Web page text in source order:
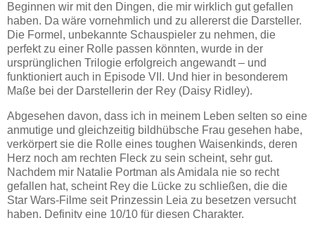
Beginnen wir mit den Dingen, die mir wirklich gut gefallen
haben. Da wäre vornehmlich und zu allererst die Darsteller.
Die Formel, unbekannte Schauspieler zu nehmen, die
perfekt zu einer Rolle passen könnten, wurde in der
ursprünglichen Trilogie erfolgreich angewandt – und
funktioniert auch in Episode VII. Und hier in besonderem
Maße bei der Darstellerin der Rey (Daisy Ridley).
Abgesehen davon, dass ich in meinem Leben selten so eine
anmutige und gleichzeitig bildhübsche Frau gesehen habe,
verkörpert sie die Rolle eines toughen Waisenkinds, deren
Herz noch am rechten Fleck zu sein scheint, sehr gut.
Nachdem mir Natalie Portman als Amidala nie so recht
gefallen hat, scheint Rey die Lücke zu schließen, die die
Star Wars-Filme seit Prinzessin Leia zu besetzen versucht
haben. Definitv eine 10/10 für diesen Charakter.